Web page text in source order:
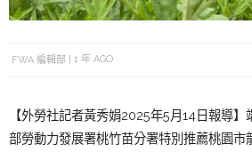
FWA 編輯部 1 年 AGO
【外勞社記者黃秀娟2025年5月14日報導
部勞動力發展署桃竹苗分署特別推薦桃園市